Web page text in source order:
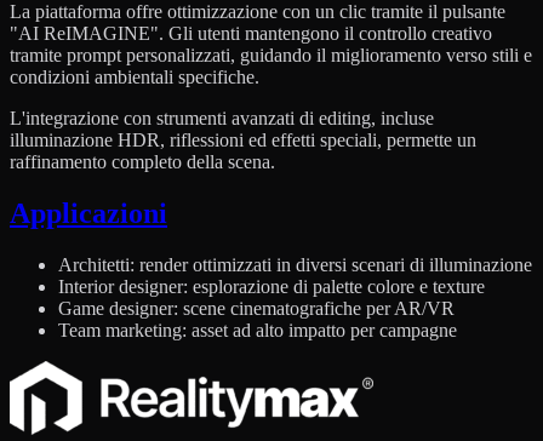
La piattaforma offre ottimizzazione con un clic tramite il pulsante
"AI ReIMAGINE". Gli utenti mantengono il controllo creativo
tramite prompt personalizzati, guidando il miglioramento verso stili e
condizioni ambientali specifiche.
L'integrazione con strumenti avanzati di editing, incluse
illuminazione HDR, riflessioni ed effetti speciali, permette un
raffinamento completo della scena.
Applicazioni
Architetti: render ottimizzati in diversi scenari di illuminazione
Interior designer: esplorazione di palette colore e texture
Game designer: scene cinematografiche per AR/VR
Team marketing: asset ad alto impatto per campagne